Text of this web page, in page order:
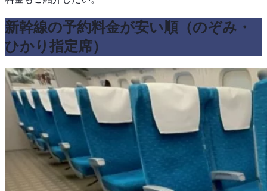
新幹線の予約料金が安い順（のぞみ・
ひかり指定席）